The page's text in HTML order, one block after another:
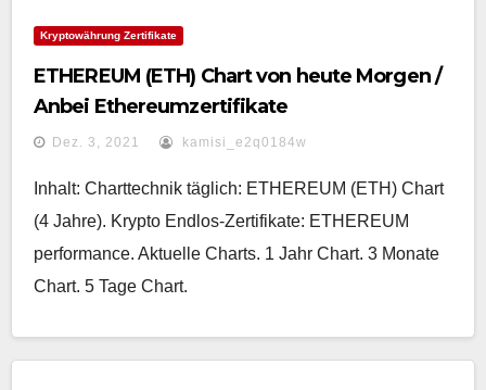
Kryptowährung Zertifikate
ETHEREUM (ETH) Chart von heute Morgen /
Anbei Ethereumzertifikate
Dez. 3, 2021 kamisi_e2q0184w
Inhalt: Charttechnik täglich: ETHEREUM (ETH) Chart
(4 Jahre). Krypto Endlos-Zertifikate: ETHEREUM
performance. Aktuelle Charts. 1 Jahr Chart. 3 Monate
Chart. 5 Tage Chart.